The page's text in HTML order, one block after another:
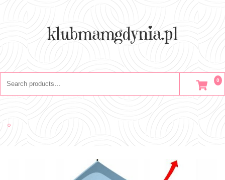
klubmamgdynia.pl
for:
0